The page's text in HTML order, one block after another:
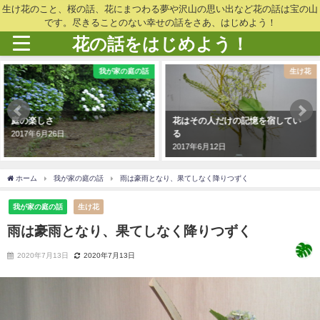
生け花のこと、桜の話、花にまつわる夢や沢山の思い出など花の話は宝の山
です。尽きることのない幸せの話をさあ、はじめよう！
花の話をはじめよう！
我が家の庭の話
庭の楽しさ
2017年6月26日
生け花
花はその人だけの記憶を宿してい
る
2017年6月12日
ホーム 我が家の庭の話 雨は豪雨となり、果てしなく降りつずく
我が家の庭の話 生け花
雨は豪雨となり、果てしなく降りつずく
2020年7月13日 2020年7月13日